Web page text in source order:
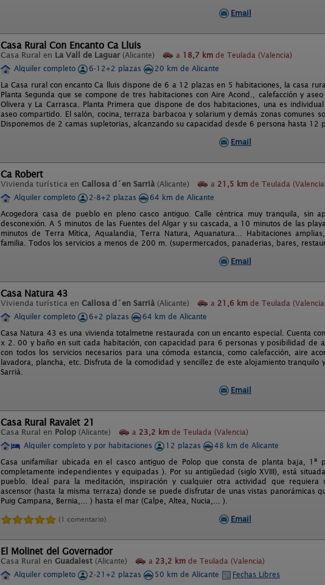
Email
Casa Rural Con Encanto Ca Lluis
Casa Rural en La Vall de Laguar (Alicante) a 18,7 km de Teulada (Valencia)
Alquiler completo
6-12+2 plazas
20 km de Alicante
La Casa rural con encanto Ca lluis dispone de 6 a 12 plazas en 5 habitaciones, la casa
Planta Segunda que se compone de tres habitaciones con Aire Acond., calefacción y
Olivera y La Carrasca. Planta Primera que dispone de dos habitaciones, una es
aseo compartido. El salón, cocina, terraza barbacoa y solarium y demás zonas comunes
Disponemos de 2 camas supletorias, alcanzando su capacidad desde 6 persona hasta 12
Email
Ca Robert
Vivienda turística en Callosa d´en Sarrià (Alicante) a 21,5 km de Teulada
Alquiler completo
2-8+2 plazas
64 km de Alicante
Acogedora casa de pueblo en pleno casco antiguo. Calle céntrica muy tranquila, sin
desconexión. A 5 minutos de las Fuentes del Algar y su cascada, a 10 minutos de las
minutos de Terra Mítica, Aqualandia, Terra Natura, Aquanatura... Habitaciones
familia. Todos los servicios a menos de 200 m. (supermercados, panaderias, bares,
Email
Casa Natura 43
Vivienda turística en Callosa d´en Sarrià (Alicante) a 21,6 km de Teulada
Alquiler completo
6+2 plazas
64 km de Alicante
Casa Natura 43 es una vivienda totalmetne restaurada con un encanto especial. Cuenta
x 2. 00 y baño en suit cada habitación, con capacidad para 6 personas y posibilidad de
con todos los servicios necesarios para una cómoda estancia, como calefacción, aire
lavadora, plancha, etc. Disfruta de la comodidad y sencillez de este alojamiento tranquilo
Sarrià.
Email
Casa Rural Ravalet 21
Casa Rural en Polop (Alicante) a 23,2 km de Teulada (Valencia)
Alquiler completo y por habitaciones
12 plazas
48 km de Alicante
Casa unifamiliar ubicada en el casco antiguo de Polop que consta de planta baja, 1ª
completamente independientes y equipadas ). Por su antigüedad (siglo XVIII), está
pueblo. Ideal para la meditación, inspiración y cualquier otra actividad que requiera
ascensor (hasta la misma terraza) donde se puede disfrutar de unas vistas panorámicas
Puig Campana, Bernia,... ) hasta el mar (Calpe, Altea, Nucia,... ).
(1 comentario) Email
El Molinet del Governador
Casa Rural en Guadalest (Alicante) a 23,2 km de Teulada (Valencia)
Alquiler completo
2-21+2 plazas 50 km de Alicante
Fechas Libres